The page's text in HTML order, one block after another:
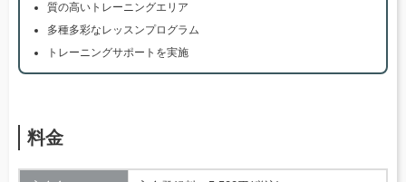
質の高いトレーニングエリア
多種多彩なレッスンプログラム
トレーニングサポートを実施
料金